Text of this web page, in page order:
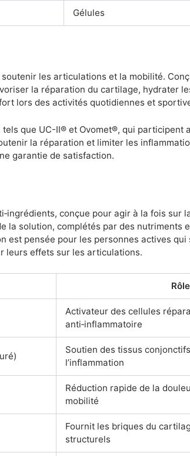
Gélules
les articulations et la mobilité.
la réparation du cartilage, hydrater
lors des activités quotidiennes et
que UC-II® et Ovomet®, qui participent
la réparation et limiter les
garantie de satisfaction.
conçue pour agir à la fois sur
solution, complétés par des nutriments
est pensée pour les personnes actives
leurs effets sur les articulations.
Rôle
Activateur des cellules
anti‑inflammatoire
Soutien des tissus
l’inflammation
Réduction rapide de la
mobilité
Fournit les briques du
structurels